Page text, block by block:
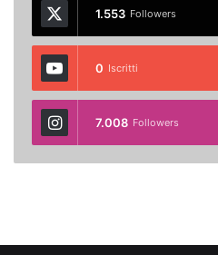
1.553 Followers
0 Iscritti
7.008 Followers